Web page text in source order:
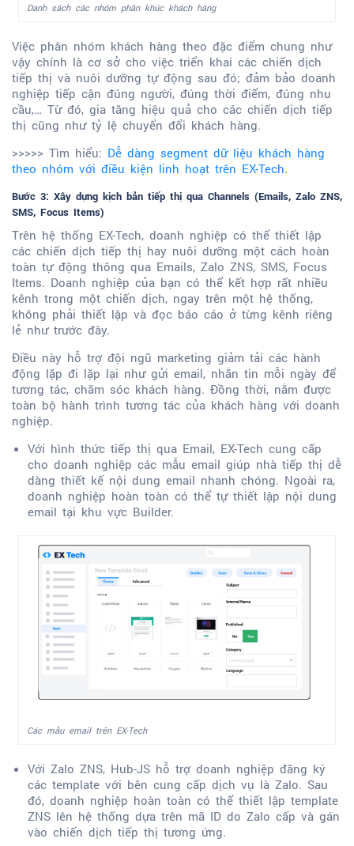
Danh sách các nhóm phân khúc khách hàng
Việc phân nhóm khách hàng theo đặc điểm chung như
vậy chính là cơ sở cho việc triển khai các chiến dịch
tiếp thị và nuôi dưỡng tự động sau đó; đảm bảo doanh
nghiệp tiếp cận đúng người, đúng thời điểm, đúng nhu
cầu,… Từ đó, gia tăng hiệu quả cho các chiến dịch tiếp
thị cũng như tỷ lệ chuyển đổi khách hàng.
>>>>> Tìm hiểu: Dễ dàng segment dữ liệu khách hàng
theo nhóm với điều kiện linh hoạt trên EX-Tech.
Bước 3: Xây dựng kịch bản tiếp thị qua Channels (Emails, Zalo ZNS,
SMS, Focus Items)
Trên hệ thống EX-Tech, doanh nghiệp có thể thiết lập
các chiến dịch tiếp thị hay nuôi dưỡng một cách hoàn
toàn tự động thông qua Emails, Zalo ZNS, SMS, Focus
Items. Doanh nghiệp của bạn có thể kết hợp rất nhiều
kênh trong một chiến dịch, ngay trên một hệ thống,
không phải thiết lập và đọc báo cáo ở từng kênh riêng
lẻ như trước đây.
Điều này hỗ trợ đội ngũ marketing giảm tải các hành
động lặp đi lặp lại như gửi email, nhắn tin mỗi ngày để
tương tác, chăm sóc khách hàng. Đồng thời, nắm được
toàn bộ hành trình tương tác của khách hàng với doanh
nghiệp.
Với hình thức tiếp thị qua Email, EX-Tech cung cấp
cho doanh nghiệp các mẫu email giúp nhà tiếp thị dễ
dàng thiết kế nội dung email nhanh chóng. Ngoài ra,
doanh nghiệp hoàn toàn có thể tự thiết lập nội dung
email tại khu vực Builder.
Các mẫu email trên EX-Tech
Với Zalo ZNS, Hub-JS hỗ trợ doanh nghiệp đăng ký
các template với bên cung cấp dịch vụ là Zalo. Sau
đó, doanh nghiệp hoàn toàn có thể thiết lập template
ZNS lên hệ thống dựa trên mã ID do Zalo cấp và gán
vào chiến dịch tiếp thị tương ứng.